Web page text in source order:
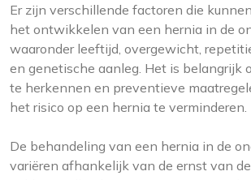
Er zijn verschillende factoren die
het ontwikkelen van een hernia in de
waaronder leeftijd, overgewicht,
en genetische aanleg. Het is belangrijk
te herkennen en preventieve
het risico op een hernia te verminderen.
De behandeling van een hernia in de
variëren afhankelijk van de ernst van